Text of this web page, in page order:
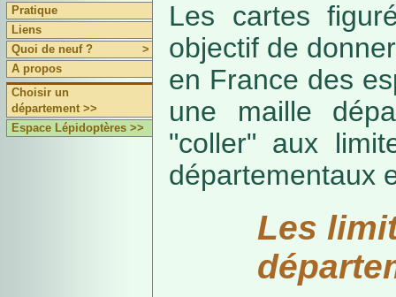
Pratique
Liens
Quoi de neuf ?
>
A propos
Choisir un
département >>
Espace Lépidoptères >>
Les cartes
objectif de
en France des
une maille
"coller" aux
départementaux
Les